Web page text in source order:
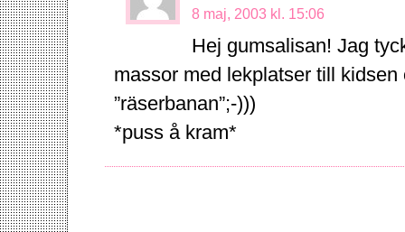
8 maj, 2003 kl. 15:06
Hej gumsalisan! Jag
massor med lekplatser till
”räserbanan”;-)))
*puss å kram*